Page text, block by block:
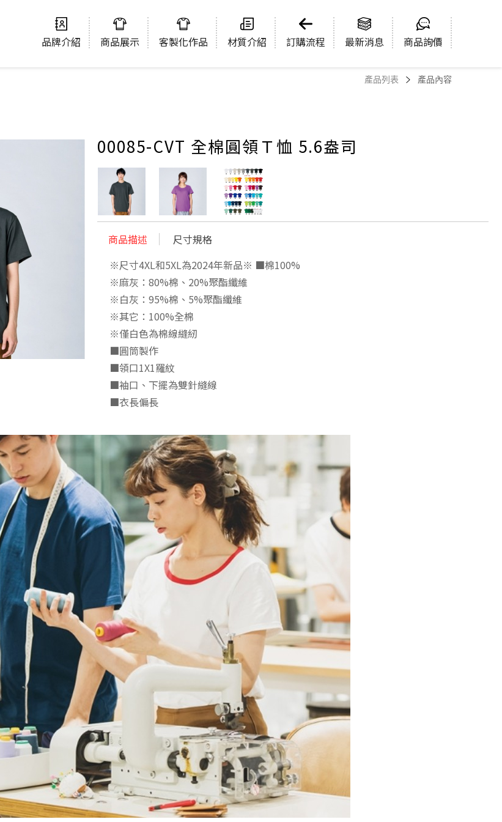
品牌介紹 商品展示 客製化作品 材質介紹 訂購流程 最新消息 商品詢價
產品列表 產品內容
00085-CVT 全棉圓領Ｔ恤 5.6盎司
商品描述
尺寸規格
※尺寸4XL和5XL為2024年新品※ ■棉100%
※麻灰：80%棉、20%聚酯纖維
※白灰：95%棉、5%聚酯纖維
※其它：100%全棉
※僅白色為棉線縫紉
■圓筒製作
■領口1X1羅紋
■袖口、下擺為雙針縫線
■衣長偏長